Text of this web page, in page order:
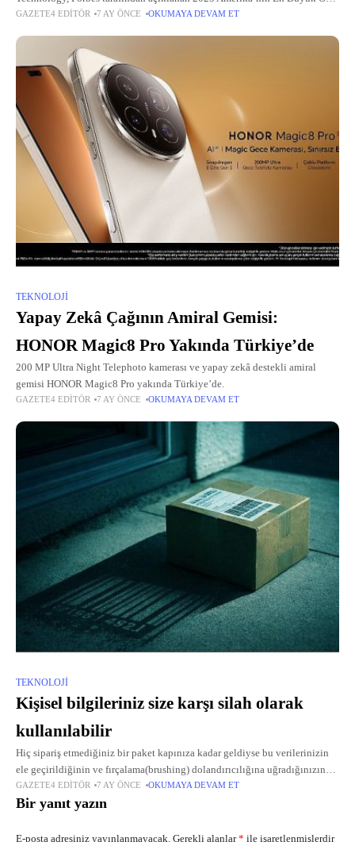
Şirketleri listesinde 28.
GAZETE4 EDITÖR 7 AY ÖNCE OKUMAYA DEVAM ET
TEKNOLOJI
Yapay Zekâ Çağının Amiral Gemisi:
HONOR Magic8 Pro Yakında Türkiye’de
200 MP Ultra Night Telephoto kamerası ve yapay zekâ destekli amiral
gemisi HONOR Magic8 Pro yakında Türkiye’de.
GAZETE4 EDITÖR 7 AY ÖNCE OKUMAYA DEVAM ET
TEKNOLOJI
Kişisel bilgileriniz size karşı silah olarak
kullanılabilir
Hiç sipariş etmediğiniz bir paket kapınıza kadar geldiyse bu verilerinizin
ele geçirildiğinin ve fırçalama(brushing) dolandırıcılığına uğradığınızın
bir işareti olabilir.
GAZETE4 EDITÖR 7 AY ÖNCE OKUMAYA DEVAM ET
Bir yanıt yazın
E-posta adresiniz yayınlanmayacak. Gerekli alanlar* ile işaretlenmişlerdir